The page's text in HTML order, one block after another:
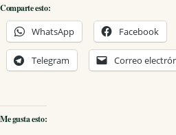
Comparte esto:
WhatsApp Facebook
Telegram Correo
Me gusta esto: